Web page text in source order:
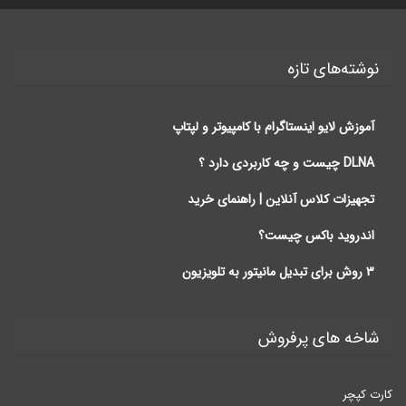
نوشته‌های تازه
آموزش لایو اینستاگرام با کامپیوتر و لپتاپ
DLNA چیست و چه کاربردی دارد ؟
تجهیزات کلاس آنلاین | راهنمای خرید
اندروید باکس چیست؟
3 روش برای تبدیل مانیتور به تلویزیون
شاخه های پرفروش
کارت کپچر